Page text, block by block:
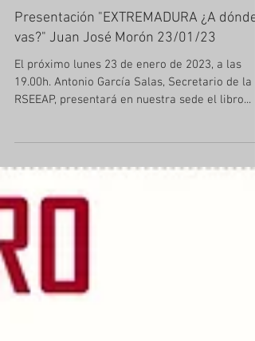
Presentación "EXTREMADURA ¿A dónde
vas?" Juan José Morón 23/01/23
El próximo lunes 23 de enero de 2023, a las
19.00h. Antonio García Salas, Secretario de la
RSEEAP, presentará en nuestra sede el libro...